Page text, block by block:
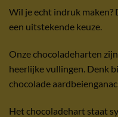
Wil je echt indruk maken?
een uitstekende keuze.
Onze chocoladeharten
heerlijke vullingen. Denk
chocolade
Het chocoladehart staat